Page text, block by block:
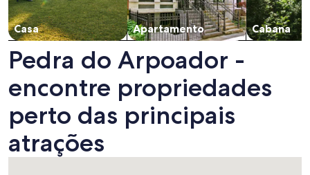
Casa Apartamento Cabana
Pedra do Arpoador -
encontre propriedades
perto das principais
atrações